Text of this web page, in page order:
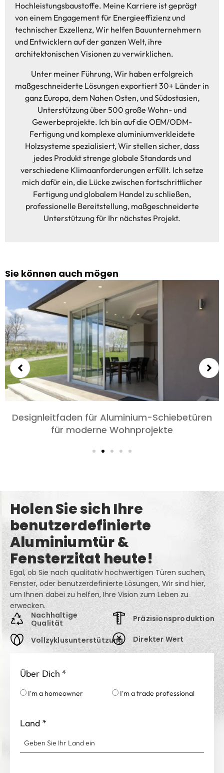
Hochleistungsbaustoffe. Meine Karriere ist geprägt
von einem Engagement für Energieeffizienz und
technischer Exzellenz, Wir helfen Bauunternehmern
und Entwicklern auf der ganzen Welt, ihre
architektonischen Visionen zu verwirklichen.
Unter meiner Führung, Wir haben erfolgreich
maßgeschneiderte Lösungen exportiert 30+ Länder in
ganz Europa, dem Nahen Osten, und Südostasien,
Unterstützung über 500 große Wohn- und
Gewerbeprojekte. Ich bin auf die OEM/ODM-
Fertigung und komplexe aluminiumverkleidete
Holzsysteme spezialisiert, Wir stellen sicher, dass
jedes Produkt strenge globale Standards und
verschiedene Klimaanforderungen erfüllt. Ich setze
mich dafür ein, die Lücke zwischen fortschrittlicher
Fertigung und globalem Handel zu schließen,
professionelle Bereitstellung, maßgeschneiderte
Unterstützung für Ihr nächstes Projekt.
Sie können auch mögen
Wählen Sie Aluminiumtüren für Schlafzimmer
und Wohnzimmer: Komfort, Stil, und
Holen Sie sich Ihre
benutzerdefinierte
Aluminiumtür &
Fensterzitat heute!
Egal, ob Sie nach qualitativ hochwertigen Türen suchen,
Fenster, oder benutzerdefinierte Lösungen, Wir sind hier,
um Ihnen dabei zu helfen, Ihre Vision zum Leben zu
erwecken.
Nachhaltige
Qualität
Vollzyklusunterstützung
Präzisionsproduktion
Direkter Wert